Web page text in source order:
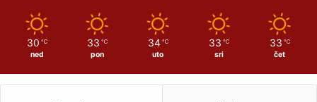
30 ℃
ned
33 ℃
pon
34 ℃
uto
33 ℃
sri
33 ℃
čet